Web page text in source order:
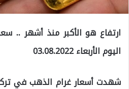
ارتفاع هو الأكبر منذ أشهر ..
اليوم الأربعاء 03.08.2022
شهدت أسعار غرام الذهب في